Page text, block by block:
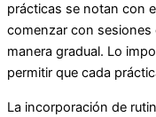
prácticas se notan con
comenzar con
manera gradual. Lo
permitir que cada
La incorporación de